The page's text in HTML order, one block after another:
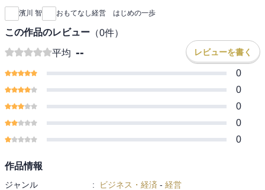
ドとの関係性、そして、その変化に適した経営戦略への期待です。
これまでの経営戦略の中心にあるものは競争であり、企業は常に
ライバルと顧客獲得競争を繰り広げてきました。しかし、おもてな
し経営が目指すものは、そうした競争とは一線を画した「顧客との
共創」です。
顧客と共に生き、顧客と相思相愛の関係になることによって顧客
基盤を安定化させ、健全かつ継続的な発展を目指すのがおもてなし
本書は、おもてなし経営を実践するための入門書として、おもて
なしの本質となる「思想や哲学」を検証し、おもてなし経営がもた
らす経済効果を科学的にアプローチすることで、おもてなし経営に
濱川 智 おもてなし経営 はじめの一歩
この作品のレビュー （0件）
平均 -- レビューを書く
0
0
0
0
0
作品情報
ジャンル : ビジネス・経済 - 経営